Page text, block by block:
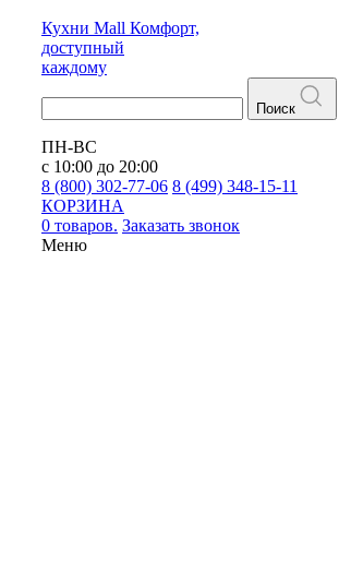
Кухни Mall Комфорт,
доступный
каждому
Поиск
ПН-ВС
с 10:00 до 20:00
8 (800) 302-77-06 8 (499) 348-15-11
КОРЗИНА
0 товаров. Заказать звонок
Меню